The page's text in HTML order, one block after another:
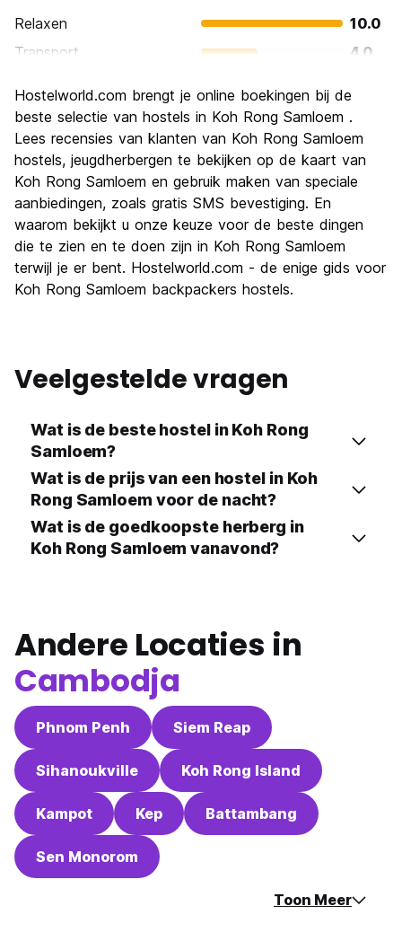
Relaxen
10.0
Transport
4.0
Cultuur
Uitgaan
10.0
Waarde voor uw geld
10.0
Hostelworld.com brengt je online boekingen bij de
beste selectie van hostels in Koh Rong Samloem .
Lees recensies van klanten van Koh Rong Samloem
hostels, jeugdherbergen te bekijken op de kaart van
Koh Rong Samloem en gebruik maken van speciale
aanbiedingen, zoals gratis SMS bevestiging. En
waarom bekijkt u onze keuze voor de beste dingen
die te zien en te doen zijn in Koh Rong Samloem
terwijl je er bent. Hostelworld.com - de enige gids voor
Koh Rong Samloem backpackers hostels.
Veelgestelde vragen
Wat is de beste hostel in Koh Rong
Samloem?
Wat is de prijs van een hostel in Koh
Rong Samloem voor de nacht?
Wat is de goedkoopste herberg in
Koh Rong Samloem vanavond?
Andere Locaties in
Cambodja
Phnom Penh Siem Reap
Sihanoukville Koh Rong Island
Kampot Kep Battambang
Sen Monorom
Toon Meer